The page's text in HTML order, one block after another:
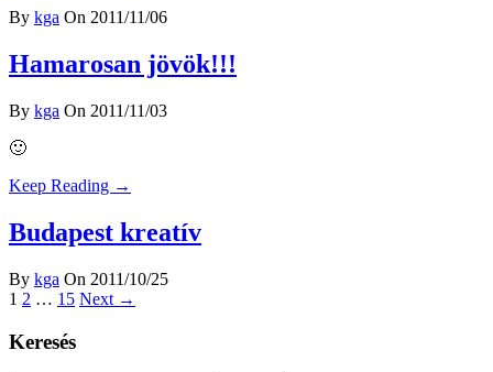
By kga On 2011/11/06
Hamarosan jövök!!!
By kga On 2011/11/03
🙂
Keep Reading →
Budapest kreatív
By kga On 2011/10/25
1 2 … 15 Next →
Keresés